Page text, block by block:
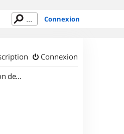
Connexion
Connexion
Organisation de sorties en région Lorraine